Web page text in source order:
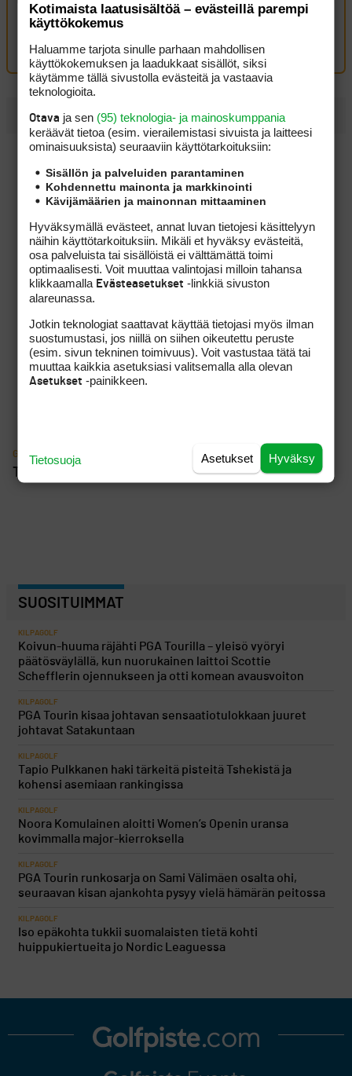
Oma kommentti
Kirjaudu sisään kommentoidaksesi
UUSIMMAT
Tapio Pulkkanen heräsi takaysillä ja rakensi hyvän
Saku Ellilä otti kaiken ilon irti aamulähdöstä Erkko
Trophyn avauspäivänä
PGA Tourin runkosarja on Sami Välimäen osalta ohi,
seuraavan kisan ajankohta pysyy vielä hämärän peitossa
LIV Golf löysi uuden rahoittajan ja sai jatkoaikaa vuoteen
2027
Cleveland toi legendan takaisin suunnittelupöydälle
luodessaan uuden RTZ 2:n
Tuuli huijaa lähes jokaista golfaria – ruotsalaissovellus
yrittää muuttaa sen
GOLFPISTE PODCAST
SUOSITUIMMAT
KILPAGOLF
Koivun-huuma räjähti PGA Tourilla – yleisö vyöryi
päätösväylällä, kun nuorukainen laittoi Scottie
Schefflerin ojennukseen ja otti komean avausvoiton
KILPAGOLF
PGA Tourin kisaa johtavan sensaatiotulokkaan juuret
johtavat Satakuntaan
KILPAGOLF
Tapio Pulkkanen haki tärkeitä pisteitä Tshekistä ja
kohensi asemiaan rankingissa
KILPAGOLF
Noora Komulainen aloitti Women’s Openin uransa
kovimmalla major-kierroksella
KILPAGOLF
PGA Tourin runkosarja on Sami Välimäen osalta ohi,
seuraavan kisan ajankohta pysyy vielä hämärän peitossa
KILPAGOLF
Iso epäkohta tukkii suomalaisten tietä kohti
huippukiertueita jo Nordic Leaguessa
Kotimaista laatusisältöä – evästeillä parempi
käyttökokemus
Haluamme tarjota sinulle parhaan mahdollisen
käyttökokemuksen ja laadukkaat sisällöt, siksi
käytämme tällä sivustolla evästeitä ja vastaavia
teknologioita.
Otava ja sen (95) teknologia- ja mainoskumppania
keräävät tietoa (esim. vierailemis­tasi sivuista ja laitteesi
ominaisuuk­sista) seuraaviin käyttötarkoituksiin:
Sisällön ja palveluiden parantaminen
Kohdennettu mainonta ja markkinointi
Kävijämäärien ja mainonnan mittaaminen
Hyväksymällä evästeet, annat luvan tietojesi käsittelyyn
näihin käyttötarkoituksiin. Mikäli et hyväksy evästeitä,
osa palveluista tai sisällöistä ei välttämättä toimi
optimaalisesti. Voit muuttaa valintojasi milloin tahansa
klikkaamalla Evästeasetukset -linkkiä sivuston
alareunassa.
Jotkin teknologiat saattavat käyttää tietojasi myös ilman
suostumustasi, jos niillä on siihen oikeutettu peruste
(esim. sivun tekninen toimivuus). Voit vastustaa tätä tai
muuttaa kaikkia asetuksiasi valitsemalla alla olevan
Asetukset -painikkeen.
Hyväksy
Asetukset
Tietosuoja